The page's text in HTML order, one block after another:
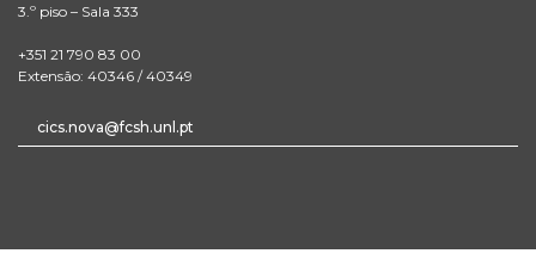
3.º piso – Sala 333
+351 21 790 83 00
Extensão: 40346 / 40349
cics.nova@fcsh.unl.pt